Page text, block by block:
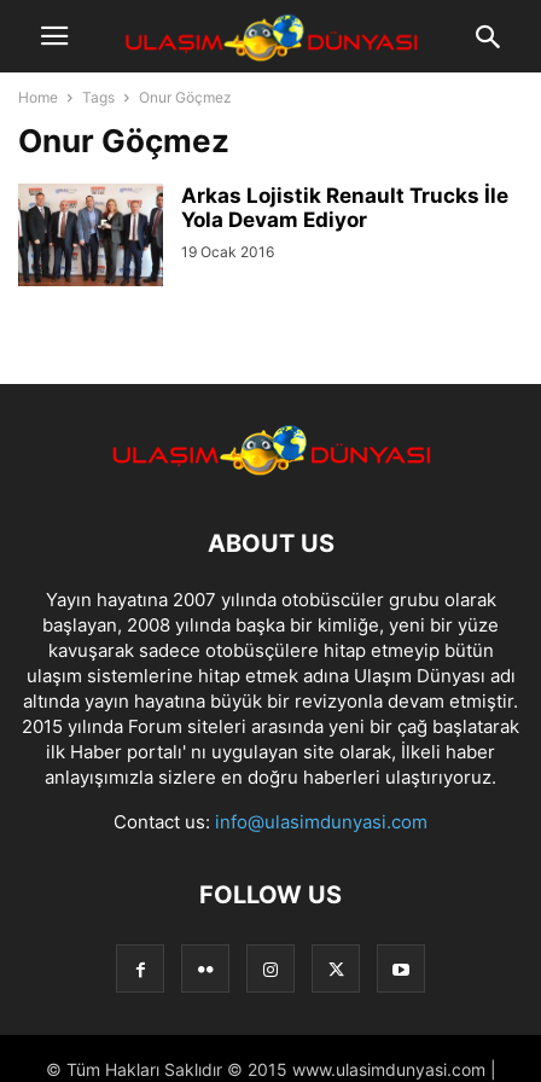
Home Tags Onur Göçmez
Onur Göçmez
Arkas Lojistik Renault Trucks İle
Yola Devam Ediyor
19 Ocak 2016
ABOUT US
Yayın hayatına 2007 yılında otobüscüler grubu olarak
başlayan, 2008 yılında başka bir kimliğe, yeni bir yüze
kavuşarak sadece otobüsçülere hitap etmeyip bütün
ulaşım sistemlerine hitap etmek adına Ulaşım Dünyası adı
altında yayın hayatına büyük bir revizyonla devam etmiştir.
2015 yılında Forum siteleri arasında yeni bir çağ başlatarak
ilk Haber portalı' nı uygulayan site olarak, İlkeli haber
anlayışımızla sizlere en doğru haberleri ulaştırıyoruz.
Contact us: info@ulasimdunyasi.com
FOLLOW US
© Tüm Hakları Saklıdır © 2015 www.ulasimdunyasi.com |